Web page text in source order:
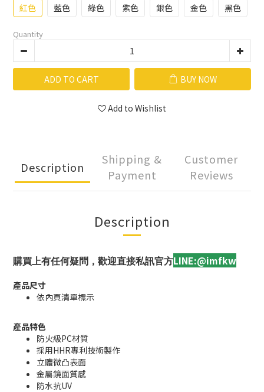
紅色 藍色 綠色 紫色 銀色 金色 黑色
Quantity
ADD TO CART BUY NOW
Add to Wishlist
Description
Shipping &
Payment
Customer
Reviews
Description
購買上有任何疑問，歡迎直接私訊官方LINE:@imfkw
產品尺寸
依內頁清單標示
產品特色
防火級PC材質
採用HHR專利技術製作
立體微凸表面
金屬鏡面質感
防水抗UV